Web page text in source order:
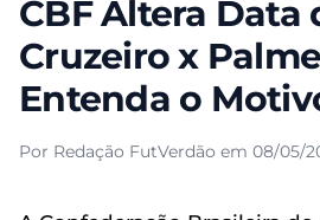
CBF Altera Data
Cruzeiro x
Entenda o
Por Redação FutVerdão em 08/05/